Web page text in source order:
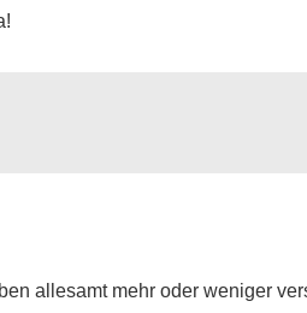
allesamt mehr oder weniger